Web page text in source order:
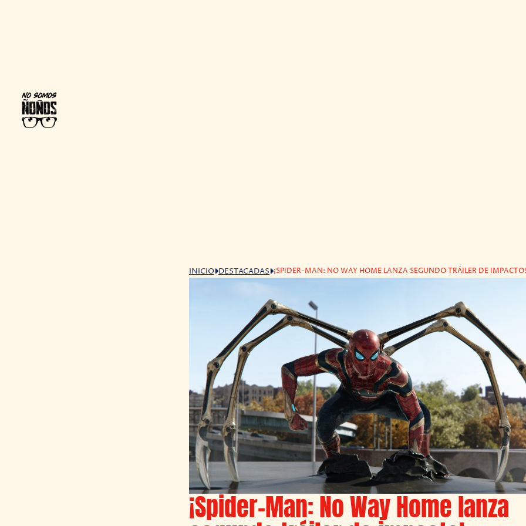
INICIO DESTACADAS ¡SPIDER-MAN: NO WAY HOME LANZA SEGUNDO TRÁILER DE IMPACTO!
¡Spider-Man: No Way Home lanza